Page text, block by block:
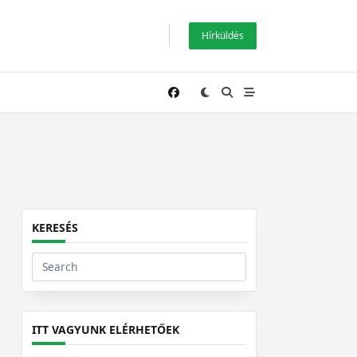
Hírküldés
KERESÉS
Search
for:
ITT VAGYUNK ELÉRHETŐEK